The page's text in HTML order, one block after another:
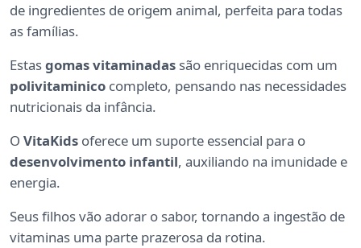
de ingredientes de origem animal, perfeita para todas
as famílias.
Estasgomas vitaminadas são enriquecidas com um
polivitaminico completo, pensando nas necessidades
nutricionais da infância.
O VitaKids oferece um suporte essencial para o
desenvolvimento infantil, auxiliando na imunidade e
energia.
Seus filhos vão adorar o sabor, tornando a ingestão de
vitaminas uma parte prazerosa da rotina.